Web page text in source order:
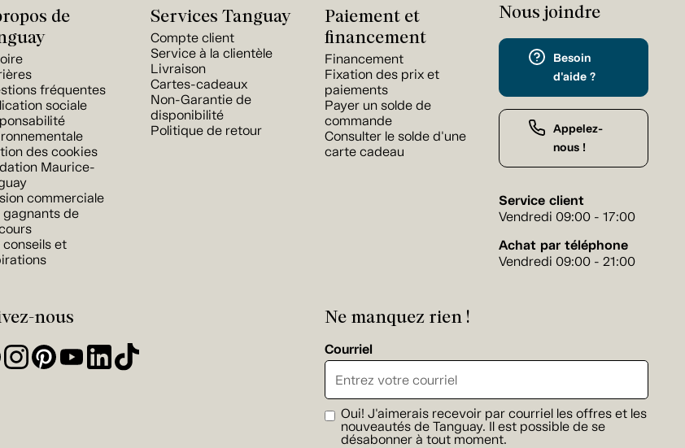
de
fréquentes
sociale
des cookies
Maurice-
commerciale
gagnants de
conseils et
Services Tanguay
Compte client
Service à la clientèle
Livraison
Cartes-cadeaux
Non-Garantie de
disponibilité
Politique de retour
Paiement et
financement
Financement
Fixation des prix et
paiements
Payer un solde de
commande
Consulter le solde d'une
carte cadeau
Nous joindre
Besoin
d'aide ?
Appelez-
nous !
Service client
Vendredi 09:00 - 17:00
Achat par téléphone
Vendredi 09:00 - 21:00
nous Ne manquez rien !
Courriel
Oui! J'aimerais recevoir par courriel les offres et les
nouveautés de Tanguay. Il est possible de se
désabonner à tout moment.